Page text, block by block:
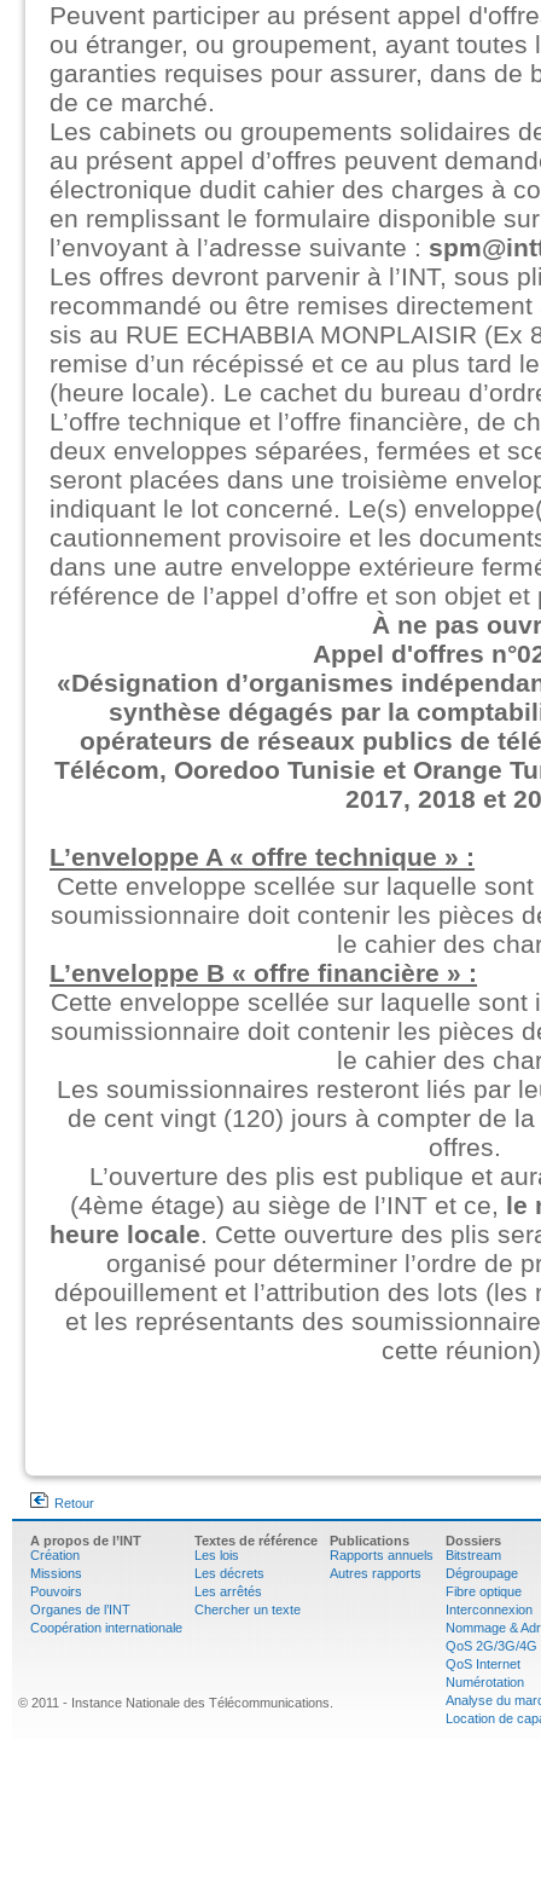
Peuvent participer au présent appel
ou étranger, ou groupement, ayant toutes
garanties requises pour assurer, dans de
de ce marché.
Les cabinets ou groupements solidaires
au présent appel d’offres peuvent
électronique dudit cahier des charges à
en remplissant le formulaire disponible
l’envoyant à l’adresse suivante :
Les offres devront parvenir à l’INT, sous
recommandé ou être remises directement
sis au RUE ECHABBIA MONPLAISIR (Ex
remise d’un récépissé et ce au plus tard
(heure locale). Le cachet du bureau
L’offre technique et l’offre financière, de
deux enveloppes séparées, fermées et
seront placées dans une troisième
indiquant le lot concerné. Le(s)
cautionnement provisoire et les
dans une autre enveloppe extérieure
référence de l’appel d’offre et son objet
À ne pas
Appel d'offres
«Désignation d’organismes
synthèse dégagés par la
opérateurs de réseaux publics de
Télécom, Ooredoo Tunisie et Orange
2017, 2018 et
L’enveloppe A « offre technique » :
Cette enveloppe scellée sur laquelle
soumissionnaire doit contenir les pièces
le cahier des
L’enveloppe B « offre financière » :
Cette enveloppe scellée sur laquelle sont
soumissionnaire doit contenir les pièces
le cahier des
Les soumissionnaires resteront liés par
de cent vingt (120) jours à compter de
offres.
L’ouverture des plis est publique et
(4ème étage) au siège de l’INT et ce, le
heure locale. Cette ouverture des plis
organisé pour déterminer l’ordre de
dépouillement et l’attribution des lots
et les représentants des
cette
Retour
A propos de l’INT
Création
Missions
Pouvoirs
Organes de l’INT
Coopération internationale
Textes de référence
Les lois
Les décrets
Les arrêtés
Chercher un texte
Publications
Rapports annuels
Autres rapports
Dossiers
Bitstream
Dégroupage
Fibre optique
Interconnexion
Nommage &
QoS 2G/3G/4G
QoS Internet
Numérotation
Analyse du
Location de
© 2011 - Instance Nationale des Télécommunications.